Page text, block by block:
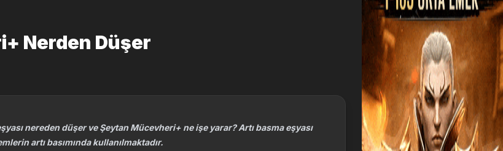
Nerden Düşer
nereden düşer ve Şeytan Mücevheri+ ne işe yarar? Artı basma eşyası
artı basımında kullanılmaktadır.